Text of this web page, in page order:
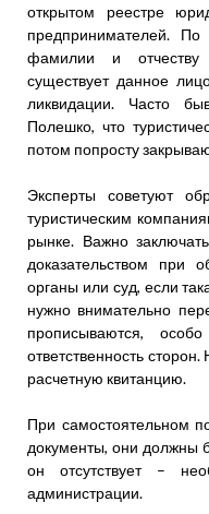
открытом реестре
предпринимателей.
фамилии и отчеству
существует данное
ликвидации. Часто
Полешко, что
потом попросту
Эксперты советуют
туристическим
рынке. Важно
доказательством при
органы или суд, если
нужно внимательно
прописываются,
ответственность
расчетную квитанцию.
При самостоятельном
документы, они должны
он отсутствует –
администрации.